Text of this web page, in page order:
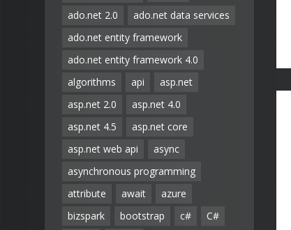
ado.net 2.0
ado.net data services
ado.net entity framework
ado.net entity framework 4.0
algorithms
api
asp.net
asp.net 2.0
asp.net 4.0
asp.net 4.5
asp.net core
asp.net web api
async
asynchronous programming
attribute
await
azure
bizspark
bootstrap c#
C#